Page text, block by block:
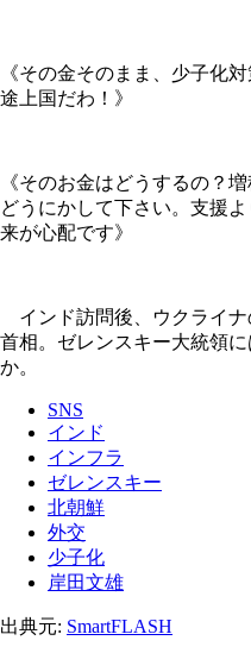
《その金そのまま、少子化
途上国だわ！》
《そのお金はどうするの？
どうにかして下さい。支援
来が心配です》
インド訪問後、ウクライナ
首相。ゼレンスキー大統領
か。
SNS
インド
インフラ
ゼレンスキー
北朝鮮
外交
少子化
岸田文雄
出典元: SmartFLASH